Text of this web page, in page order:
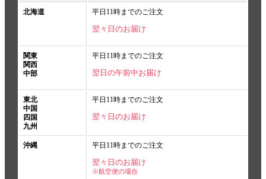
北海道 平日11時までのご注文
翌々日のお届け
関東
関西
中部
平日11時までのご注文
翌日の午前中お届け
東北
中国
四国
九州
平日11時までのご注文
翌々日のお届け
沖縄 平日11時までのご注文
翌々日のお届け
※航空便の場合